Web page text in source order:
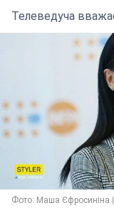
Телеведуча
Фото: Маша Єфросиніна